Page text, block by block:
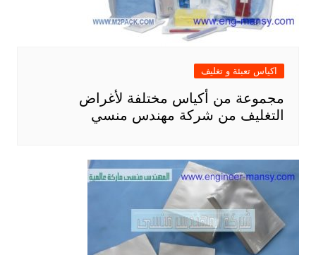
اكياس تعبئة و تغليف
مجموعة من أكياس مختلفة لأغراض
التغليف من شركة مهندس منسي